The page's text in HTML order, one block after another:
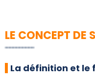
LE CONCEPT DE
La définition et